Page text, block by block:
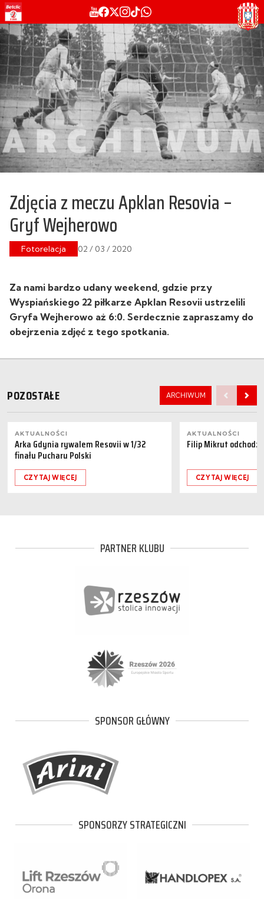
Zdjęcia z meczu Apklan Resovia –
Gryf Wejherowo
Fotorelacja 02 / 03 / 2020
Za nami bardzo udany weekend, gdzie przy
Wyspiańskiego 22 piłkarze Apklan Resovii ustrzelili
Gryfa Wejherowo aż 6:0. Serdecznie zapraszamy do
obejrzenia zdjęć z tego spotkania.
POZOSTAŁE ARCHIWUM
AKTUALNOŚCI
Arka Gdynia rywalem Resovii w 1/32
finału Pucharu Polski
CZYTAJ WIĘCEJ
AKTUALNOŚCI
Filip Mikrut
CZYTAJ WIĘCEJ
PARTNER KLUBU
SPONSOR GŁÓWNY
SPONSORZY STRATEGICZNI